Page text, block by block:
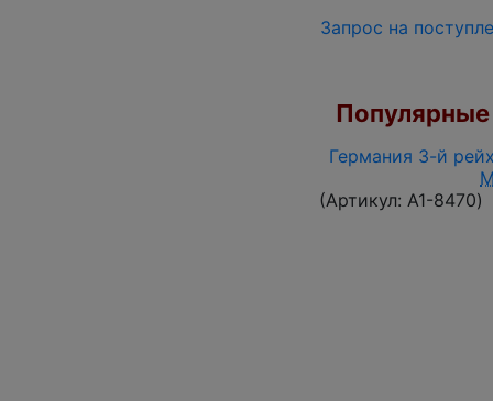
Запрос на
Германия 3-й
(Артикул: A1-8470)